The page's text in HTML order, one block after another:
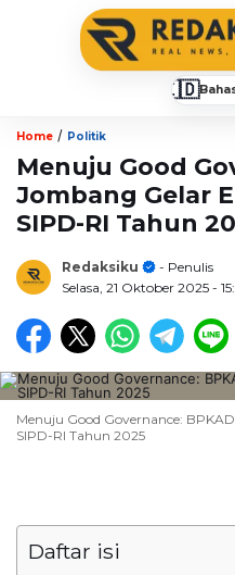
🇮🇩
Home / Politik
Menuju Good
Jombang Gelar
SIPD-RI Tahun
Redaksiku
- Penulis
Selasa, 21 Oktober 2025 -
Menuju Good Governance:
SIPD-RI Tahun 2025
Daftar isi